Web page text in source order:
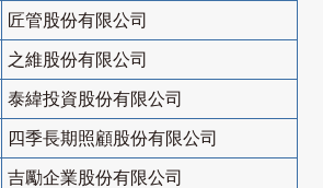
匠管股份有限公司
之維股份有限公司
泰緯投資股份有限公司
四季長期照顧股份有限公司
吉勵企業股份有限公司